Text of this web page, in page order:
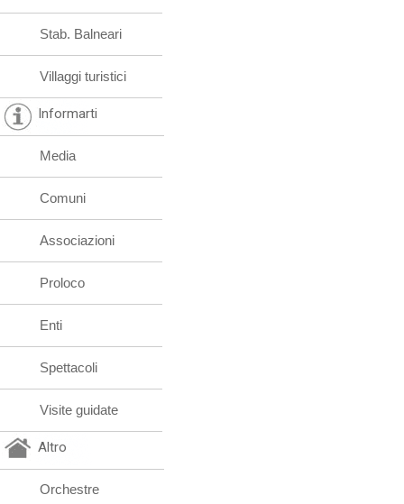
Stab. Balneari
Villaggi turistici
Informarti
Media
Comuni
Associazioni
Proloco
Enti
Spettacoli
Visite guidate
Altro
Orchestre